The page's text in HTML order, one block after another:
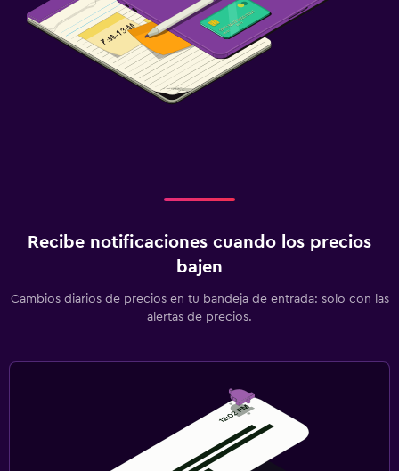
Recibe notificaciones cuando los precios
bajen
Cambios diarios de precios en tu bandeja de entrada: solo con las
alertas de precios.